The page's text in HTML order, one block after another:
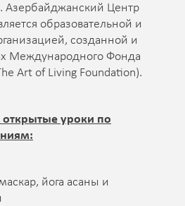
Азербайджанский Центр
образовательной и
созданной и
Международного Фонда
Art of Living Foundation).
уроки по
йога асаны и